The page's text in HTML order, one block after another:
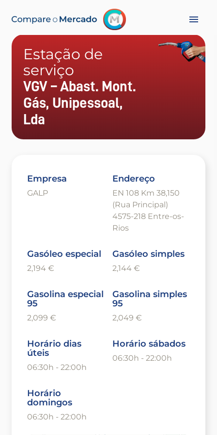
Estação de
serviço
VGV – Abast. Mont.
Gás, Unipessoal,
Lda
Empresa
GALP
Endereço
EN 108 Km 38,150
(Rua Principal)
4575-218 Entre-os-
Rios
Gasóleo especial
2,194 €
Gasóleo simples
2,144 €
Gasolina especial
95
2,099 €
Gasolina simples
95
2,049 €
Horário dias
úteis
06:30h - 22:00h
Horário sábados
06:30h - 22:00h
Horário
domingos
06:30h - 22:00h